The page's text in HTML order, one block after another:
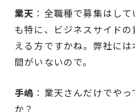
業天 ：全職種で募集はし
も特に、ビジネスサイド
える方ですかね。弊社に
間がいないので。
手嶋 ：業天さんだけでや
か？